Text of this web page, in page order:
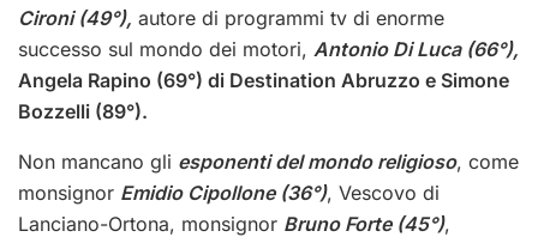
Cironi (49°), autore di programmi tv di enorme
successo sul mondo dei motori, Antonio Di Luca (66°),
Angela Rapino (69°) di Destination Abruzzo e Simone
Bozzelli (89°).
Non mancano gli esponenti del mondo religioso, come
monsignor Emidio Cipollone (36°), Vescovo di
Lanciano-Ortona, monsignor Bruno Forte (45°),